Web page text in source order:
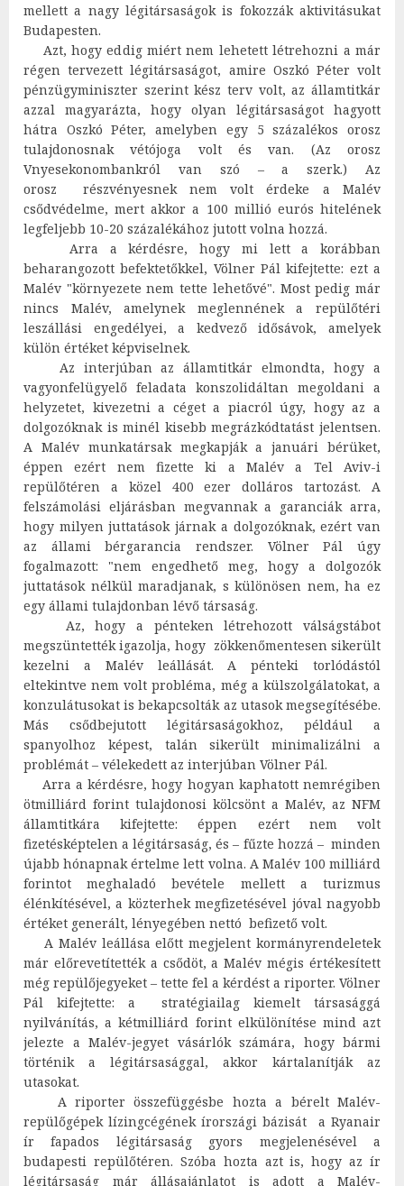
mellett a nagy légitársaságok is fokozzák aktivitásukat
Budapesten.
Azt, hogy eddig miért nem lehetett létrehozni a már
régen tervezett légitársaságot, amire Oszkó Péter volt
pénzügyminiszter szerint kész terv volt, az államtitkár
azzal magyarázta, hogy olyan légitársaságot hagyott
hátra Oszkó Péter, amelyben egy 5 százalékos orosz
tulajdonosnak vétójoga volt és van. (Az orosz
Vnyesekonombankról van szó – a szerk.) Az
orosz részvényesnek nem volt érdeke a Malév
csődvédelme, mert akkor a 100 millió eurós hitelének
legfeljebb 10-20 százalékához jutott volna hozzá.
Arra a kérdésre, hogy mi lett a korábban
beharangozott befektetőkkel, Völner Pál kifejtette: ezt a
Malév "környezete nem tette lehetővé". Most pedig már
nincs Malév, amelynek meglennének a repülőtéri
leszállási engedélyei, a kedvező idősávok, amelyek
külön értéket képviselnek.
Az interjúban az államtitkár elmondta, hogy a
vagyonfelügyelő feladata konszolidáltan megoldani a
helyzetet, kivezetni a céget a piacról úgy, hogy az a
dolgozóknak is minél kisebb megrázkódtatást jelentsen.
A Malév munkatársak megkapják a januári bérüket,
éppen ezért nem fizette ki a Malév a Tel Aviv-i
repülőtéren a közel 400 ezer dolláros tartozást. A
felszámolási eljárásban megvannak a garanciák arra,
hogy milyen juttatások járnak a dolgozóknak, ezért van
az állami bérgarancia rendszer. Völner Pál úgy
fogalmazott: "nem engedhető meg, hogy a dolgozók
juttatások nélkül maradjanak, s különösen nem, ha ez
egy állami tulajdonban lévő társaság.
Az, hogy a pénteken létrehozott válságstábot
megszüntették igazolja, hogy zökkenőmentesen sikerült
kezelni a Malév leállását. A pénteki torlódástól
eltekintve nem volt probléma, még a külszolgálatokat, a
konzulátusokat is bekapcsolták az utasok megsegítésébe.
Más csődbejutott légitársaságokhoz, például a
spanyolhoz képest, talán sikerült minimalizálni a
problémát – vélekedett az interjúban Völner Pál.
Arra a kérdésre, hogy hogyan kaphatott nemrégiben
ötmilliárd forint tulajdonosi kölcsönt a Malév, az NFM
államtitkára kifejtette: éppen ezért nem volt
fizetésképtelen a légitársaság, és – fűzte hozzá – minden
újabb hónapnak értelme lett volna. A Malév 100 milliárd
forintot meghaladó bevétele mellett a turizmus
élénkítésével, a közterhek megfizetésével jóval nagyobb
értéket generált, lényegében nettó befizető volt.
A Malév leállása előtt megjelent kormányrendeletek
már előrevetítették a csődöt, a Malév mégis értékesített
még repülőjegyeket – tette fel a kérdést a riporter. Völner
Pál kifejtette: a stratégiailag kiemelt társasággá
nyilvánítás, a kétmilliárd forint elkülönítése mind azt
jelezte a Malév-jegyet vásárlók számára, hogy bármi
történik a légitársasággal, akkor kártalanítják az
utasokat.
A riporter összefüggésbe hozta a bérelt Malév-
repülőgépek lízingcégének írországi bázisát a Ryanair
ír fapados légitársaság gyors megjelenésével a
budapesti repülőtéren. Szóba hozta azt is, hogy az ír
légitársaság már állásajánlatot is adott a Malév-